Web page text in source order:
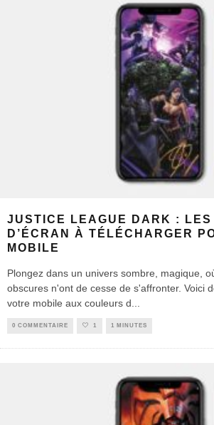
JUSTICE LEAGUE DARK : LES
D’ÉCRAN À TÉLÉCHARGER
MOBILE
Plongez dans un univers sombre, magique,
obscures n'ont de cesse de s'affronter. Voici
votre mobile aux couleurs d
0 COMMENTAIRE 1 1 MINUTES